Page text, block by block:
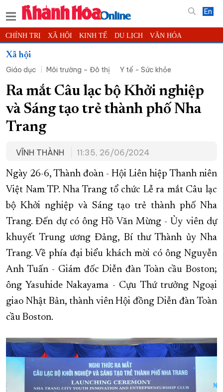
En
CHÍNH TRỊ XÃ HỘI KINH TẾ DU LỊCH VĂN HÓA
THỂ THAO
KHOA HỌC - CÔNG NGHỆ PHÁP LUẬT BẠN ĐỌC
THẾ GIỚI MULTIMEDIA VIDEO ĐỌC BÁO ONLINE
PODCAST THÔNG TIN - QUẢNG CÁO
QUY HOẠCH TỈNH KHÁNH HÒA
CHUNG TAY CẢI CÁCH HÀNH CHÍNH
XÂY DỰNG NÔNG THÔN MỚI LỊCH CẮT ĐIỆN
TÀU - XE - MÁY BAY
KỶ NIỆM 370 NĂM XÂY DỰNG VÀ PHÁT TRIỂN TỈNH KHÁNH HÒA
KHOẢNH KHẮC ĐẸP XỨ TRẦM
XÂY DỰNG KHÁNH HÒA TRỞ THÀNH THÀNH PHỐ TRỰC THUỘC
ĐẠI HỘI ĐẢNG CÁC CẤP TRANG CHỦ VỀ BÁO KHÁNH HÒA
Xã hội
Giáo dục
Môi trường – Đô thị Y tế - Sức khỏe
Ra mắt Câu lạc bộ Khởi nghiệp
và Sáng tạo trẻ thành phố Nha
Trang
VĨNH THÀNH 11:35, 26/06/2024
Ngày 26-6, Thành đoàn - Hội Liên hiệp Thanh niên
Việt Nam TP. Nha Trang tổ chức Lễ ra mắt Câu lạc
bộ Khởi nghiệp và Sáng tạo trẻ thành phố Nha
Trang. Đến dự có ông Hồ Văn Mừng - Ủy viên dự
khuyết Trung ương Đảng, Bí thư Thành ủy Nha
Trang. Về phía đại biểu khách mời có ông Nguyễn
Anh Tuấn - Giám đốc Diễn đàn Toàn cầu Boston;
ông Yasuhide Nakayama - Cựu Thứ trưởng Ngoại
giao Nhật Bản, thành viên Hội đồng Diễn đàn Toàn
cầu Boston.